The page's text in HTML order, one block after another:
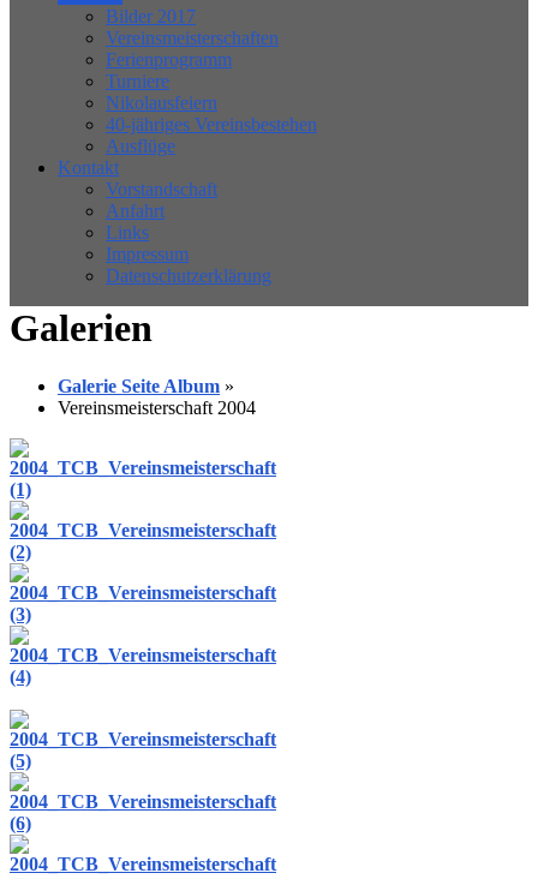
Bilder 2017
Vereinsmeisterschaften
Ferienprogramm
Turniere
Nikolausfeiern
40-jähriges Vereinsbestehen
Ausflüge
Kontakt
Vorstandschaft
Anfahrt
Links
Impressum
Datenschutzerklärung
Galerien
Galerie Seite Album »
Vereinsmeisterschaft 2004